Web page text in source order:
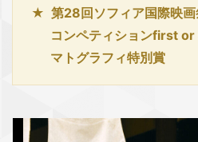
第28回ソフィア国際映
コンペティションfirst
マトグラフィ特別賞